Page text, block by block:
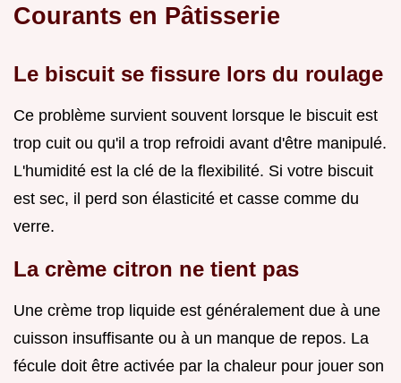
Courants en Pâtisserie
Le biscuit se fissure lors du roulage
Ce problème survient souvent lorsque le biscuit est
trop cuit ou qu'il a trop refroidi avant d'être manipulé.
L'humidité est la clé de la flexibilité. Si votre biscuit
est sec, il perd son élasticité et casse comme du
verre.
La crème citron ne tient pas
Une crème trop liquide est généralement due à une
cuisson insuffisante ou à un manque de repos. La
fécule doit être activée par la chaleur pour jouer son